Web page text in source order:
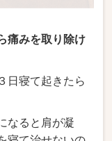
痛みを取り除け
日寝て起きたら
なると肩が凝